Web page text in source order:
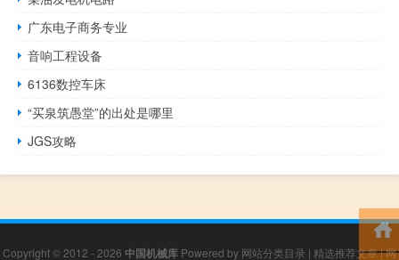
广东电子商务专业
音响工程设备
6136数控车床
“买泉筑愚堂”的出处是哪里
JGS攻略
Copyright © 2012 - 2026 中国机械库 Powered by 网站分类目录 | 精选推荐文章|网